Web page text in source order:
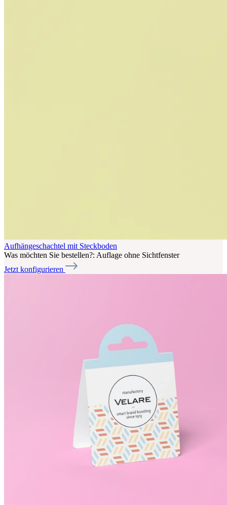
Aufhängeschachtel mit Steckboden
Was möchten Sie bestellen?: Auflage ohne Sichtfenster
Jetzt konfigurieren